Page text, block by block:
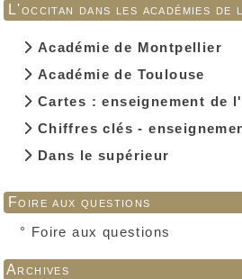
L'occitan dans les académies de
Académie de Montpellier
Académie de Toulouse
Cartes : enseignement de
Chiffres clés -
Dans le supérieur
Foire aux questions
° Foire aux questions
Archives